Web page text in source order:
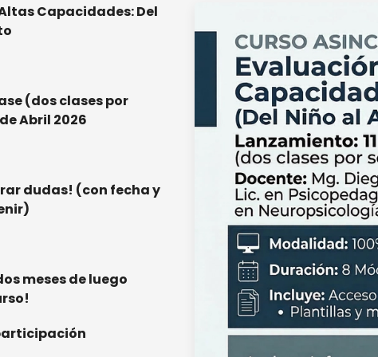
Capacidades: Del
(dos clases por
Abril 2026
dudas! (con fecha y
meses de luego